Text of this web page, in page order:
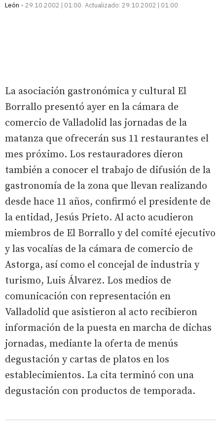
León
29.10.2002 | 01:00 Actualizado: 29.10.2002 | 01:00
La asociación gastronómica y cultural El
Borrallo presentó ayer en la cámara de
comercio de Valladolid las jornadas de la
matanza que ofrecerán sus 11 restaurantes el
mes próximo. Los restauradores dieron
también a conocer el trabajo de difusión de la
gastronomía de la zona que llevan realizando
desde hace 11 años, confirmó el presidente de
la entidad, Jesús Prieto. Al acto acudieron
miembros de El Borrallo y del comité ejecutivo
y las vocalías de la cámara de comercio de
Astorga, así como el concejal de industria y
turismo, Luis Álvarez. Los medios de
comunicación con representación en
Valladolid que asistieron al acto recibieron
información de la puesta en marcha de dichas
jornadas, mediante la oferta de menús
degustación y cartas de platos en los
establecimientos. La cita terminó con una
degustación con productos de temporada.